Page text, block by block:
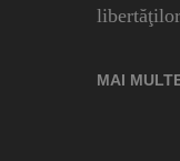
MAI